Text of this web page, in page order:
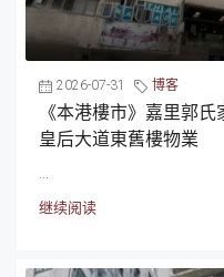
2026-07-31 博客
《本港樓市》嘉里郭
皇后大道東舊樓物業
...
继续阅读